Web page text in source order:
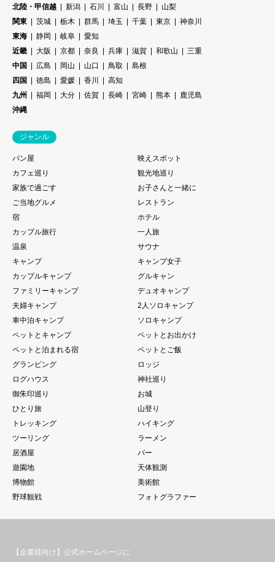
北陸・甲信越
新潟 石川 富山 長野
山梨
関東
茨城 栃木 群馬 埼玉 千葉 東京
神奈川
東海
静岡 岐阜
愛知
近畿
大阪 京都 奈良 兵庫 滋賀 和歌山
三重
中国
広島 岡山 山口 鳥取
島根
四国
徳島 愛媛 香川
高知
九州
福岡 大分 佐賀 長崎 宮崎 熊本
鹿児島
沖縄
ジャンル
パン屋
映えスポット
カフェ巡り
観光地巡り
家族で過ごす
お子さんと一緒に
ご当地グルメ
レストラン
宿
ホテル
カップル旅行
一人旅
温泉
サウナ
キャンプ
キャンプ女子
カップルキャンプ
グルキャン
ファミリーキャンプ
デュオキャンプ
夫婦キャンプ
2人ソロキャンプ
車中泊キャンプ
ソロキャンプ
ペットとキャンプ
ペットとお出かけ
ペットと泊まれる宿
ペットとご飯
グランピング
ロッジ
ログハウス
神社巡り
御朱印巡り
お城
ひとり旅
山登り
トレッキング
ハイキング
ツーリング
ラーメン
居酒屋
バー
遊園地
天体観測
博物館
美術館
野球観戦
フォトグラファー
【企業様向け】公式ホームページに